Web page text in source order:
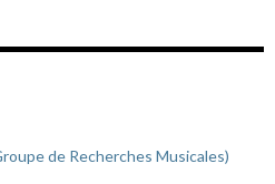
de Recherches Musicales)